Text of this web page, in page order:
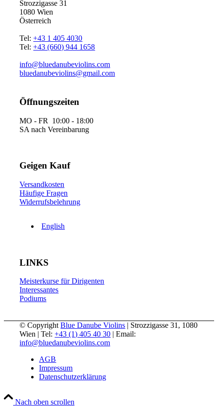
Strozzigasse 31
1080 Wien
Österreich
Tel:+43 1 405 4030
Tel:+43 (660) 944 1658
info@bluedanubeviolins.com
bluedanubeviolins@gmail.com
Öffnungszeiten
MO - FR 10:00 - 18:00
SA nach Vereinbarung
Geigen Kauf
Versandkosten
Häufige Fragen
Widerrufsbelehrung
English
LINKS
Meisterkurse für Dirigenten
Interessantes
Podiums
© CopyrightBlue Danube Violins | Strozzigasse 31, 1080
Wien | Tel:+43 (1) 405 40 30 | Email:
info@bluedanubeviolins.com
AGB
Impressum
Datenschutzerklärung
Nach oben scrollen